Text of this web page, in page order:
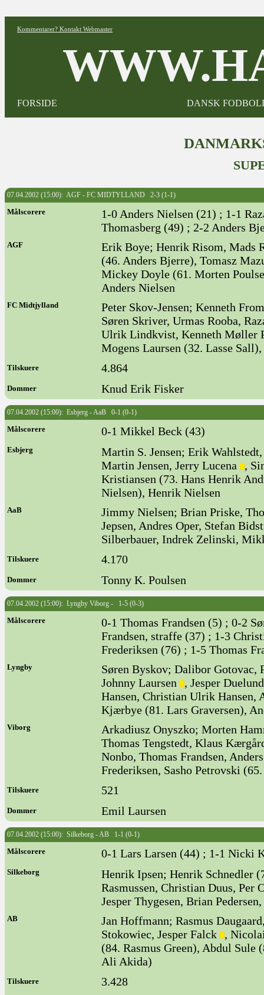
Kommentarer? Kontakt Webmaster
FORSIDE DANSK
07.04.2002 (15:00): AGF - FC MIDTYLLAND 2-3 (1-1)
Målscorere
1-0 Anders Nielsen (21) ; 1-1
Thomasberg (49) ; 2-2 Anders
AGF
Erik Boye; Henrik Risom, Mads
(46. Anders Bjerre), Tomasz
Mickey Doyle (61. Morten
Anders Nielsen
FC Midtjylland
Peter Skov-Jensen; Kenneth
Søren Skriver, Urmas Rooba,
Ulrik Lindkvist, Kenneth Møller
Mogens Laursen (32. Lasse
Tilskuere 4.864
Dommer Knud Erik Fisker
07.04.2002 (15:00): Esbjerg - AaB 0-1 (0-1)
Målscorere 0-1 Mikkel Beck (43)
Esbjerg
Martin S. Jensen; Erik
Martin Jensen, Jerry Lucena
,
Kristiansen (73. Hans Henrik
Nielsen), Henrik Nielsen
AaB
Jimmy Nielsen; Brian Priske,
Jepsen, Andres Oper, Stefan
Silberbauer, Indrek Zelinski,
Tilskuere 4.170
Dommer Tonny K. Poulsen
07.04.2002 (15:00): Lyngby Viborg - 1-5 (0-3)
Målscorere
0-1 Thomas Frandsen (5) ; 0-2
Frandsen, straffe (37) ; 1-3
Frederiksen (76) ; 1-5 Thomas
Lyngby
Søren Byskov; Dalibor
Johnny Laursen
, Jesper
Hansen, Christian Ulrik
Kjærbye (81. Lars Graversen),
Viborg
Arkadiusz Onyszko; Morten
Thomas Tengstedt, Klaus
Nonbo, Thomas Frandsen,
Frederiksen, Sasho Petrovski
Tilskuere 521
Dommer Emil Laursen
07.04.2002 (15:00): Silkeborg - AB 1-1 (0-1)
Målscorere 0-1 Lars Larsen (44) ; 1-1 Nicki
Silkeborg
Henrik Ipsen; Henrik Schnedler
Rasmussen, Christian Duus, Per
Jesper Thygesen, Brian
AB
Jan Hoffmann; Rasmus
Stokowiec, Jesper Falck
,
(84. Rasmus Green), Abdul Sule
Ali Akida)
Tilskuere 3.428